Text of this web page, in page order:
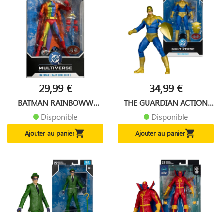
29,99 €
BATMAN RAINBOWW
Disponible
Ajouter au panier
34,99 €
THE GUARDIAN ACTION
Disponible
Ajouter au panier